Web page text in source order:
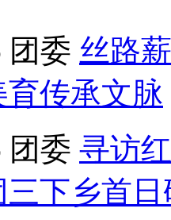
团委 丝路
传承文脉
团委 寻访
下乡首